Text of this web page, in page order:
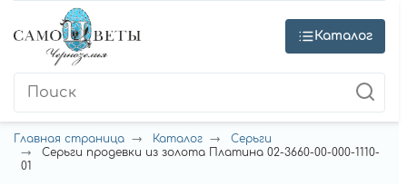
Каталог
Главная страница Каталог
Серьги
Серьги продевки из золота Платина 02-3660-00-000-1110-
01